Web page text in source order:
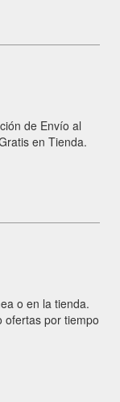
de Envío al
en Tienda.
o en la tienda.
ofertas por tiempo